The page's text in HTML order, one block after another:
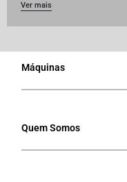
Ver mais
Máquinas
Quem Somos